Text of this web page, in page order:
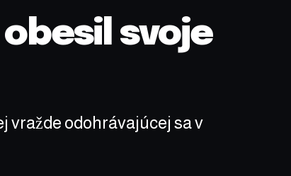
svoje
vražde odohrávajúcej sa v